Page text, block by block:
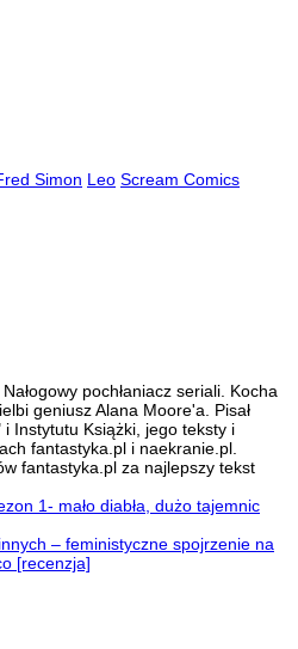
Simon Leo Scream Comics
pochłaniacz seriali. Kocha
geniusz Alana Moore'a. Pisał
Instytutu Książki, jego teksty i
fantastyka.pl i naekranie.pl.
fantastyka.pl za najlepszy tekst
1- mało diabła, dużo tajemnic
– feministyczne spojrzenie na
[recenzja]